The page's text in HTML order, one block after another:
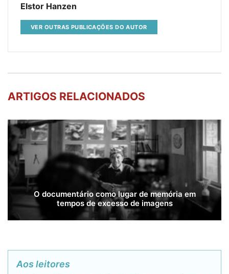
Elstor Hanzen
VER OUTRAS PUBLICAÇÕES DO AUTOR
ARTIGOS RELACIONADOS
O documentário como lugar de memória em
tempos de excesso de imagens
Aos leitores